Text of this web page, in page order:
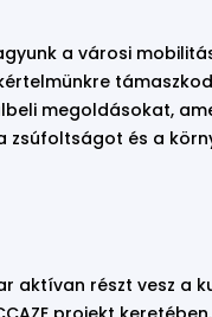
a városi
megoldásokat,
és a
aktívan részt vesz a